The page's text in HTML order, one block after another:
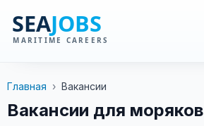
Главная › Вакансии
Вакансии для моряков